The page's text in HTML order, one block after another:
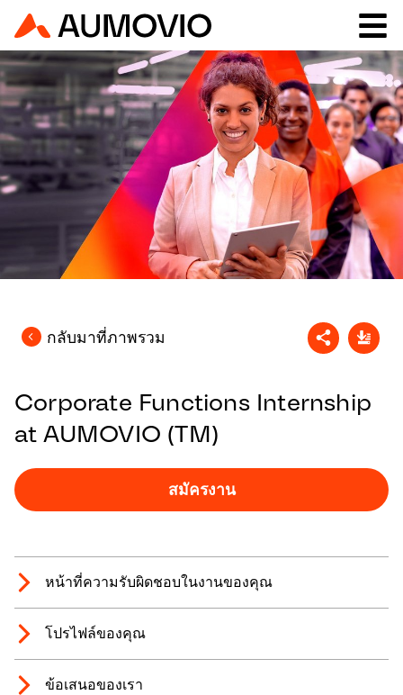
กลับมาที่ภาพรวม
Corporate Functions Internship
at AUMOVIO (TM)
สมัครงาน
หน้าที่ความรับผิดชอบในงานของคุณ
โปรไฟล์ของคุณ
ข้อเสนอของเรา